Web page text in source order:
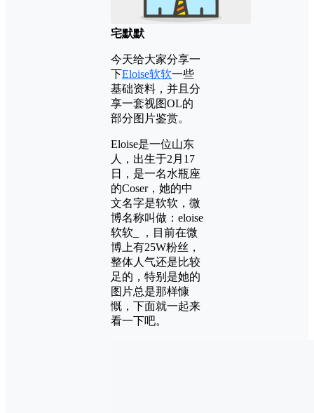
宅默默
今天给大家分享一
下Eloise软软一些
基础资料，并且分
享一套视图OL的
部分图片鉴赏。
Eloise是一位山东
人，出生于2月17
日，是一名水瓶座
的Coser，她的中
文名字是软软，微
博名称叫做：eloise
软软_ ，目前在微
博上有25W粉丝，
整体人气还是比较
足的，特别是她的
图片总是那样慷
慨，下面就一起来
看一下吧。